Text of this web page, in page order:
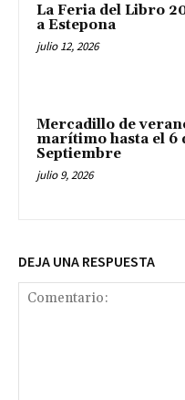
La Feria del Libro
a Estepona
julio 12, 2026
Mercadillo de
marítimo hasta el 6
Septiembre
julio 9, 2026
DEJA UNA RESPUESTA